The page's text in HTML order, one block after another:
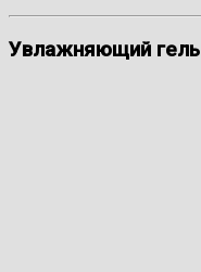
Увлажняющий гель